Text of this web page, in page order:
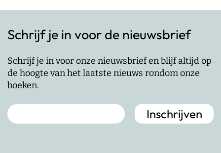
Schrijf je in voor de nieuwsbrief
Schrijf je in voor onze nieuwsbrief en blijf altijd op
de hoogte van het laatste nieuws rondom onze
boeken.